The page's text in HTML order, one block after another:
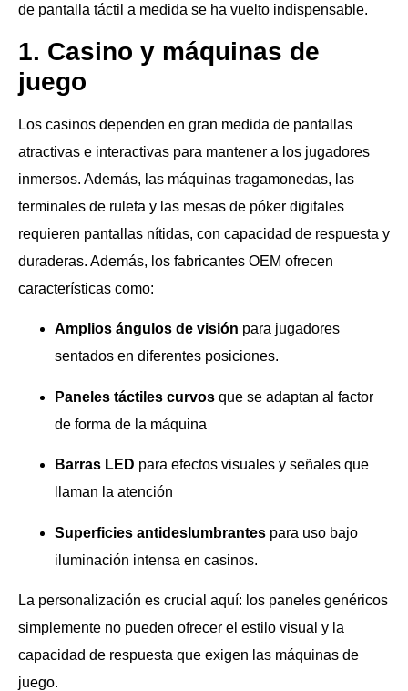
de pantalla táctil a medida se ha vuelto indispensable.
1. Casino y máquinas de
juego
Los casinos dependen en gran medida de pantallas
atractivas e interactivas para mantener a los jugadores
inmersos. Además, las máquinas tragamonedas, las
terminales de ruleta y las mesas de póker digitales
requieren pantallas nítidas, con capacidad de respuesta y
duraderas. Además, los fabricantes OEM ofrecen
características como:
Amplios ángulos de visión para jugadores
sentados en diferentes posiciones.
Paneles táctiles curvos que se adaptan al factor
de forma de la máquina
Barras LED para efectos visuales y señales que
llaman la atención
Superficies antideslumbrantes para uso bajo
iluminación intensa en casinos.
La personalización es crucial aquí: los paneles genéricos
simplemente no pueden ofrecer el estilo visual y la
capacidad de respuesta que exigen las máquinas de
juego.